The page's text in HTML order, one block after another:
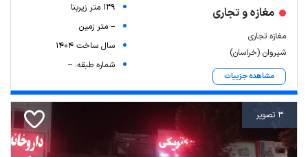
مغازه و تجاری
مغازه تجاری
شیروان (خراسان)
مشاهده جزییات
139 متر زیربنا
-- متر زمین
سال ساخت 1404
شماره طبقه: --
3 تصویر